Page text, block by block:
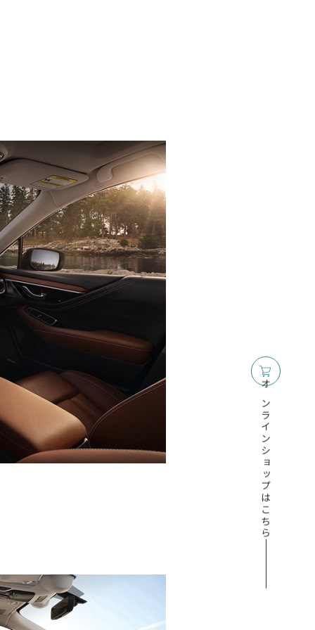
オンラインショップはこちら